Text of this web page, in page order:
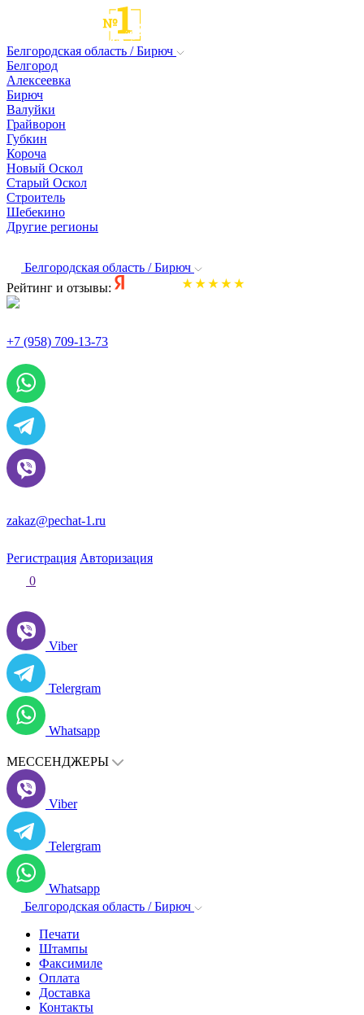
Белгородская область / Бирюч
Белгород
Алексеевка
Бирюч
Валуйки
Грайворон
Губкин
Короча
Новый Оскол
Старый Оскол
Строитель
Шебекино
Другие регионы
Белгородская область / Бирюч
Рейтинг и отзывы:
+7 (958) 709-13-73
zakaz@pechat-1.ru
Регистрация Авторизация
0
Viber
Telergram
Whatsapp
МЕССЕНДЖЕРЫ
Viber
Telergram
Whatsapp
Белгородская область / Бирюч
Печати
Штампы
Факсимиле
Оплата
Доставка
Контакты